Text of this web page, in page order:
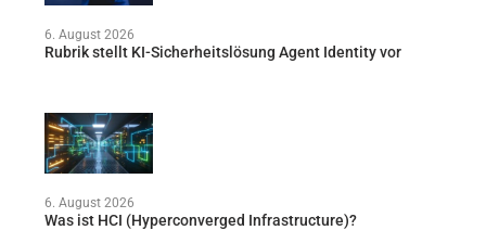
6. August 2026
Rubrik stellt KI-Sicherheitslösung Agent Identity vor
6. August 2026
Was ist HCI (Hyperconverged Infrastructure)?